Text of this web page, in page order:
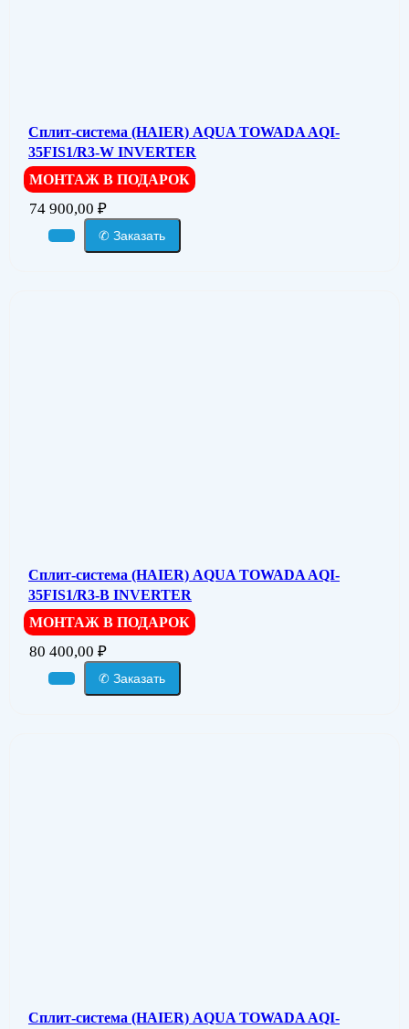
Сплит-система (HAIER) AQUA TOWADA AQI-
35FIS1/R3-W INVERTER
МОНТАЖ В ПОДАРОК
74 900,00 ₽
✆ Заказать
Сплит-система (HAIER) AQUA TOWADA AQI-
35FIS1/R3-В INVERTER
МОНТАЖ В ПОДАРОК
80 400,00 ₽
✆ Заказать
Сплит-система (HAIER) AQUA TOWADA AQI-